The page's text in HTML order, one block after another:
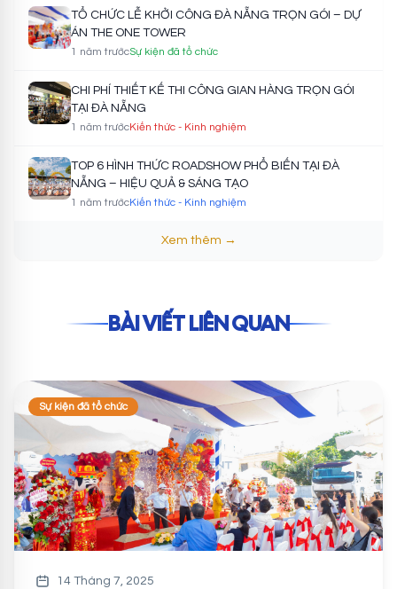
TỔ CHỨC LỄ KHỞI CÔNG ĐÀ NẴNG TRỌN GÓI – DỰ
ÁN THE ONE TOWER
1 năm trướcSự kiện đã tổ chức
CHI PHÍ THIẾT KẾ THI CÔNG GIAN HÀNG TRỌN GÓI
TẠI ĐÀ NẴNG
1 năm trướcKiến thức - Kinh nghiệm
TOP 6 HÌNH THỨC ROADSHOW PHỔ BIẾN TẠI ĐÀ
NẴNG – HIỆU QUẢ & SÁNG TẠO
1 năm trướcKiến thức - Kinh nghiệm
Xem thêm →
BÀI VIẾT LIÊN QUAN
Sự kiện đã tổ chức
14 Tháng 7, 2025